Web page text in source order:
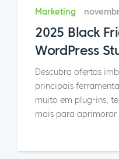
Marketing
2025 Black
WordPress
Descubra ofertas
principais
muito em plug-ins,
mais para aprimorar